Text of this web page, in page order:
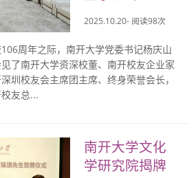
2025.10.20- 阅读98次
周年之际，南开大学党委书记杨庆山
了南开大学资深校董、南开校友企业家
圳校友会主席团主席、终身荣誉会长，
友总...
南开大学文化
学研究院揭牌